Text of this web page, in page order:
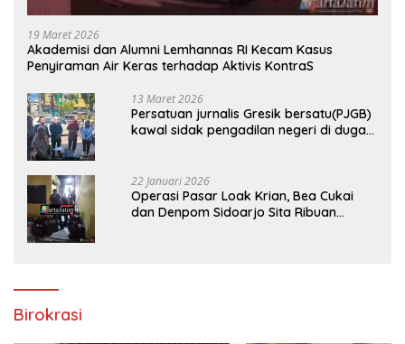
19 Maret 2026
Akademisi dan Alumni Lemhannas RI Kecam Kasus
Penyiraman Air Keras terhadap Aktivis KontraS
13 Maret 2026
Persatuan jurnalis Gresik bersatu(PJGB)
kawal sidak pengadilan negeri di duga
22 Januari 2026
Operasi Pasar Loak Krian, Bea Cukai
dan Denpom Sidoarjo Sita Ribuan
Birokrasi